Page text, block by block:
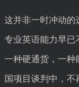
这并非一时冲动的
专业英语能力早已
一种硬通货，一种
国项目谈判中，不